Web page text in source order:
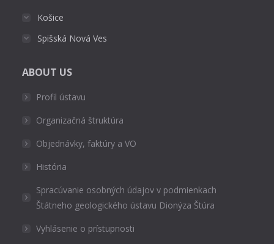
Košice
Spišská Nová Ves
ABOUT US
Profil ústavu
Organizačná štruktúra
Objednávky, faktúry a VO
História
Spracúvanie osobných údajov v podmienkach
Štátneho geologického ústavu Dionýza Štúra
Vyhlásenie o prístupnosti